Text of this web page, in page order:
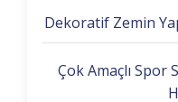
Dekoratif Zemin
Çok Amaçlı Spor